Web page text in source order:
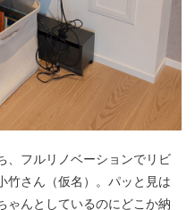
、フルリノベーションでリビ
竹さん（仮名）。パッと見は
ゃんとしているのにどこか納